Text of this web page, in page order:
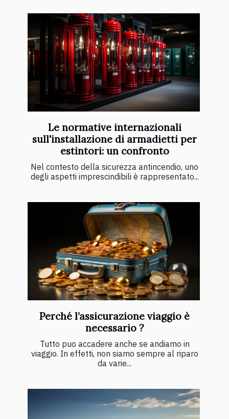
Le normative internazionali
sull'installazione di armadietti per
estintori: un confronto
Nel contesto della sicurezza antincendio, uno
degli aspetti imprescindibili è rappresentato...
Perché l’assicurazione viaggio è
necessario ?
Tutto puo accadere anche se andiamo in
viaggio. In effetti, non siamo sempre al riparo
da varie...